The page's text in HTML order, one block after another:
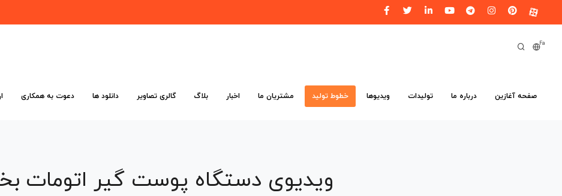
Fa
صفحه آغازین درباره ما تولیدات ویدیوها خطوط تولید مشتریان ما اخبار بلاگ گالری تصاویر دانلود ها دعوت به همکاری
ویدیوی دستگاه پوست گیر اتومات